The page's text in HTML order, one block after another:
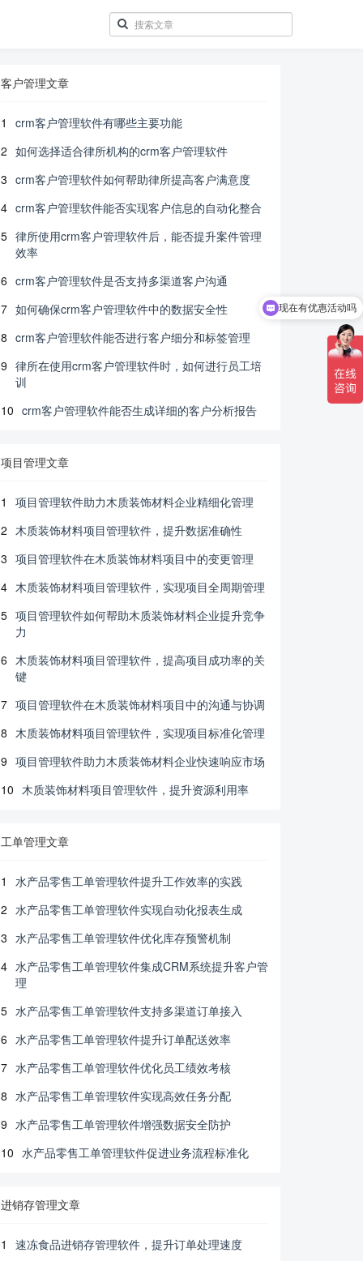
客户管理文章
1
crm客户管理软件有哪些主要功能
2 如何选择适合律所机构的crm客户管理软件
3 crm客户管理软件如何帮助律所提高客户满意度
4 crm客户管理软件能否实现客户信息的自动化整合
5 律所使用crm客户管理软件后，能否提升案件管理
效率
6 crm客户管理软件是否支持多渠道客户沟通
7 如何确保crm客户管理软件中的数据安全性
8 crm客户管理软件能否进行客户细分和标签管理
9 律所在使用crm客户管理软件时，如何进行员工培
训
10 crm客户管理软件能否生成详细的客户分析报告
项目管理文章
1
项目管理软件助力木质装饰材料企业精细化管理
2 木质装饰材料项目管理软件，提升数据准确性
3 项目管理软件在木质装饰材料项目中的变更管理
4 木质装饰材料项目管理软件，实现项目全周期管理
5 项目管理软件如何帮助木质装饰材料企业提升竞争
力
6 木质装饰材料项目管理软件，提高项目成功率的关
键
7 项目管理软件在木质装饰材料项目中的沟通与协调
8 木质装饰材料项目管理软件，实现项目标准化管理
9 项目管理软件助力木质装饰材料企业快速响应市场
10 木质装饰材料项目管理软件，提升资源利用率
工单管理文章
1
水产品零售工单管理软件提升工作效率的实践
2 水产品零售工单管理软件实现自动化报表生成
3 水产品零售工单管理软件优化库存预警机制
4 水产品零售工单管理软件集成CRM系统提升客户管
理
5 水产品零售工单管理软件支持多渠道订单接入
6 水产品零售工单管理软件提升订单配送效率
7 水产品零售工单管理软件优化员工绩效考核
8 水产品零售工单管理软件实现高效任务分配
9 水产品零售工单管理软件增强数据安全防护
10 水产品零售工单管理软件促进业务流程标准化
进销存管理文章
1
速冻食品进销存管理软件，提升订单处理速度
可以介绍下你们的产品么
现在有优惠活动吗